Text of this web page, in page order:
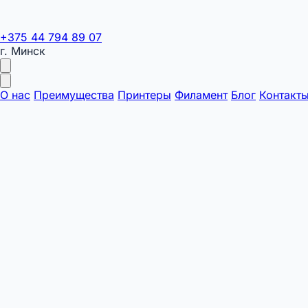
+375 44 794 89 07
г. Минск
О нас Преимущества Принтеры Филамент Блог